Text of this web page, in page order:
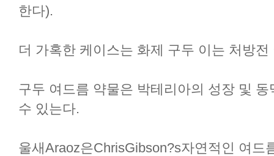
한다).
더 가혹한 케이스는 화제 구두 이는 처방
구두 여드름 약물은 박테리아의 성장 및
수 있는다.
울새Araoz은ChrisGibson?s자연적인 여드